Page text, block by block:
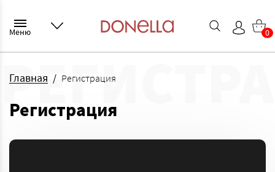
Меню 0
Главная Регистрация
Регистрация